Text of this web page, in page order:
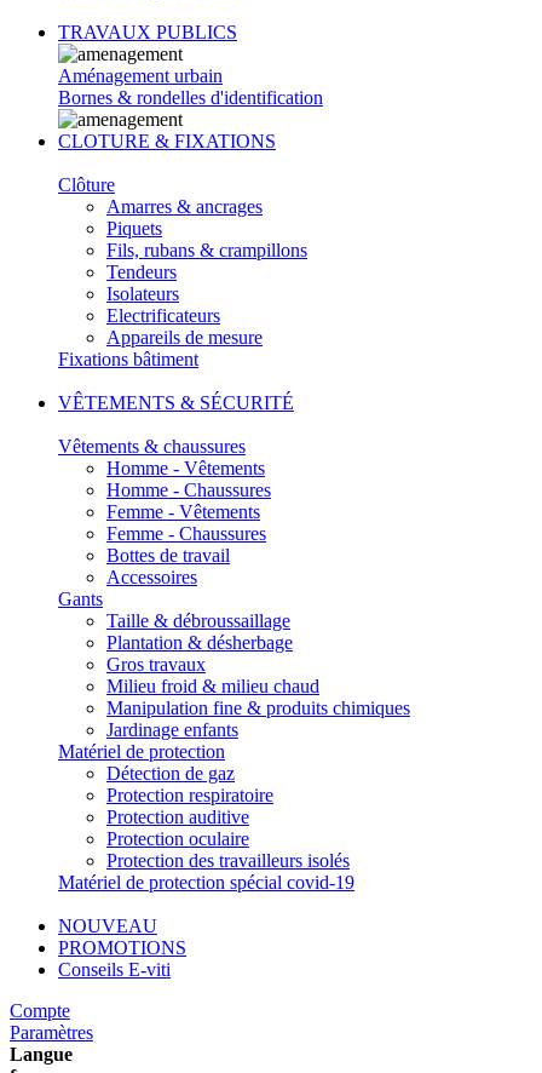
TRAVAUX PUBLICS
Aménagement urbain
Bornes & rondelles d'identification
CLOTURE & FIXATIONS
Clôture
Amarres & ancrages
Piquets
Fils, rubans & crampillons
Tendeurs
Isolateurs
Electrificateurs
Appareils de mesure
Fixations bâtiment
VÊTEMENTS & SÉCURITÉ
Vêtements & chaussures
Homme - Vêtements
Homme - Chaussures
Femme - Vêtements
Femme - Chaussures
Bottes de travail
Accessoires
Gants
Taille & débroussaillage
Plantation & désherbage
Gros travaux
Milieu froid & milieu chaud
Manipulation fine & produits chimiques
Jardinage enfants
Matériel de protection
Détection de gaz
Protection respiratoire
Protection auditive
Protection oculaire
Protection des travailleurs isolés
Matériel de protection spécial covid-19
NOUVEAU
PROMOTIONS
Conseils E-viti
Compte
Paramètres
Langue